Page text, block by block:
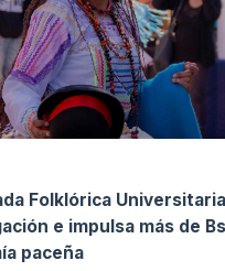
Folklórica
e impulsa más de
paceña